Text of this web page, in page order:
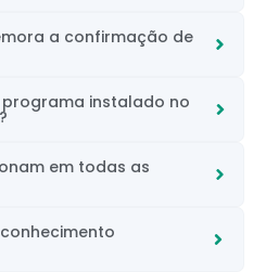
a confirmação de
instalado no
em todas as